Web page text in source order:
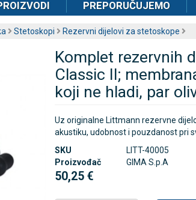
PREPORUČUJEMO
Stetoskopi Rezervni dijelovi za stetoskope
Komplet rezervnih
Classic II;
koji ne hladi, par
Uz originalne Littmann rezervne
akustiku, udobnost i pouzdanost pri
SKU
LITT-40005
Proizvođač
GIMA S.p.A
50,25 €